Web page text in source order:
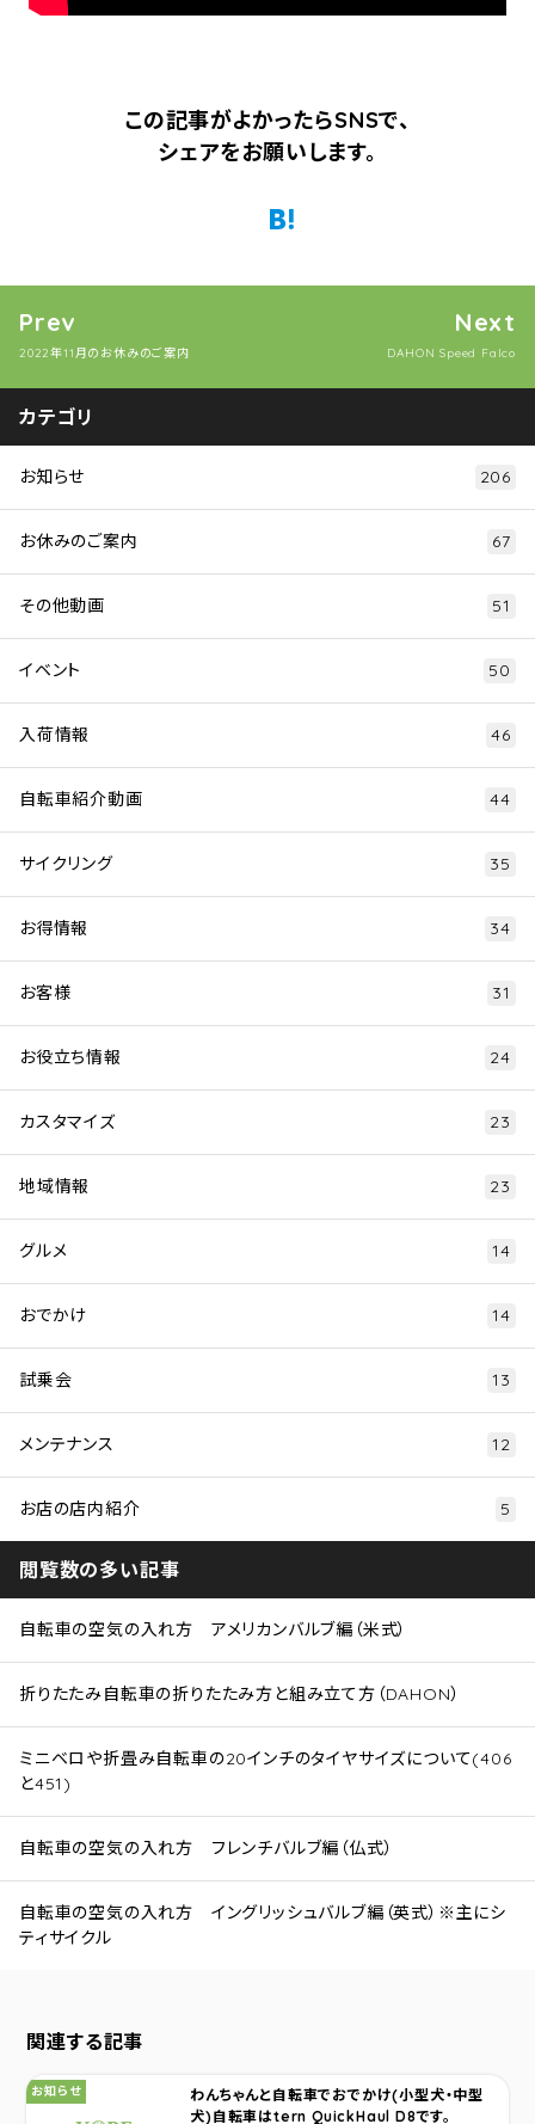
この記事がよかったらSNSで、
シェアをお願いします。
Twitter
Facebook
はてなブックマーク
Prev
2022年11月のお休みのご案内
Next
DAHON Speed Falco
カテゴリ
お知らせ 206
お休みのご案内 67
その他動画 51
イベント 50
入荷情報 46
自転車紹介動画 44
サイクリング 35
お得情報 34
お客様 31
お役立ち情報 24
カスタマイズ 23
地域情報 23
グルメ 14
おでかけ 14
試乗会 13
メンテナンス 12
お店の店内紹介 5
閲覧数の多い記事
自転車の空気の入れ方 アメリカンバルブ編（米式）
折りたたみ自転車の折りたたみ方と組み立て方（DAHON）
ミニベロや折畳み自転車の20インチのタイヤサイズについて(406
と451)
自転車の空気の入れ方 フレンチバルブ編（仏式）
自転車の空気の入れ方 イングリッシュバルブ編（英式）※主にシ
ティサイクル
関連する記事
わんちゃんと自転車でおでかけ(小型犬・中型
犬)自転車はtern QuickHaul D8です。
カテゴリ：
お知らせ